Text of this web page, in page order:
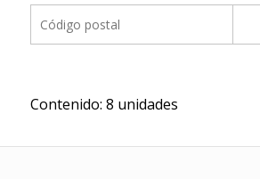
Contenido: 8 unidades